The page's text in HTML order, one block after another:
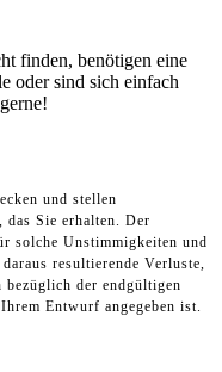
finden, benötigen eine
oder sind sich einfach
und stellen
das Sie erhalten. Der
solche Unstimmigkeiten und
resultierende Verluste,
bezüglich der endgültigen
Entwurf angegeben ist.